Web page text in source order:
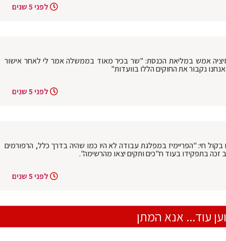
לפני 5 שנים
אמש במליאת הכנסת: "שר בכיר מאוד בממשלה אמר לי לאחר אישור
נקבור את החוקים הללו בוועדות"
לפני 5 שנים
בקול חי: "הפריימיז במפלגת עבודה לא היו כמו שהיה בדרך כלל, הרפורמים
זכה בתפקידו בעוד ח"כים ותקים יצאו מהרשימה".
לפני 5 שנים
עוד... אנא המתן